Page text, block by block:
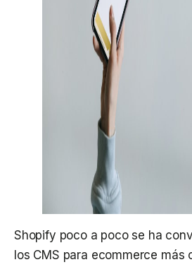
Shopify poco a poco se ha
los CMS para ecommerce más